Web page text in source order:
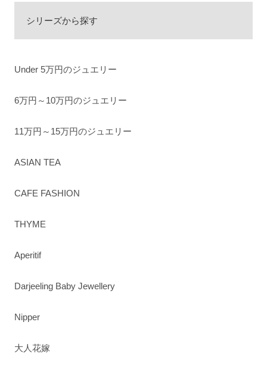
シリーズから探す
Under 5万円のジュエリー
6万円～10万円のジュエリー
11万円～15万円のジュエリー
ASIAN TEA
CAFE FASHION
THYME
Aperitif
Darjeeling Baby Jewellery
Nipper
大人花嫁